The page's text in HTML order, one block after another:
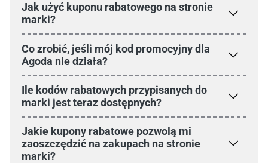
Jak użyć kuponu rabatowego na stronie
marki?
Co zrobić, jeśli mój kod promocyjny dla
Agoda nie działa?
Ile kodów rabatowych przypisanych do
marki jest teraz dostępnych?
Jakie kupony rabatowe pozwolą mi
zaoszczędzić na zakupach na stronie
marki?